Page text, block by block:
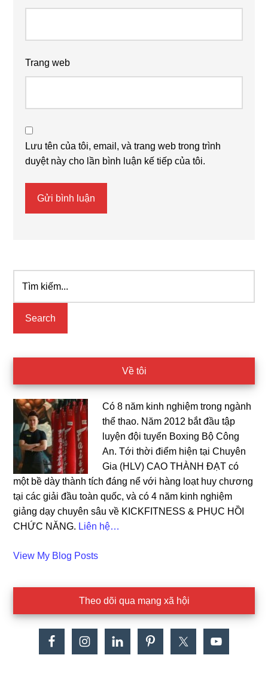
Trang web
Lưu tên của tôi, email, và trang web trong trình
duyệt này cho lần bình luận kế tiếp của tôi.
Primary
Sidebar
kiếm...
Về tôi
Có 8 năm kinh nghiệm trong ngành
thể thao. Năm 2012 bắt đầu tập
luyện đội tuyển Boxing Bộ Công
An. Tới thời điểm hiện tại Chuyên
Gia (HLV) CAO THÀNH ĐẠT có
một bề dày thành tích đáng nể với hàng loạt huy chương
tại các giải đầu toàn quốc, và có 4 năm kinh nghiệm
giảng dạy chuyên sâu về KICKFITNESS & PHỤC HỒI
CHỨC NĂNG. Liên hệ…
Cao
View My Blog Posts
Theo dõi qua mạng xã hội